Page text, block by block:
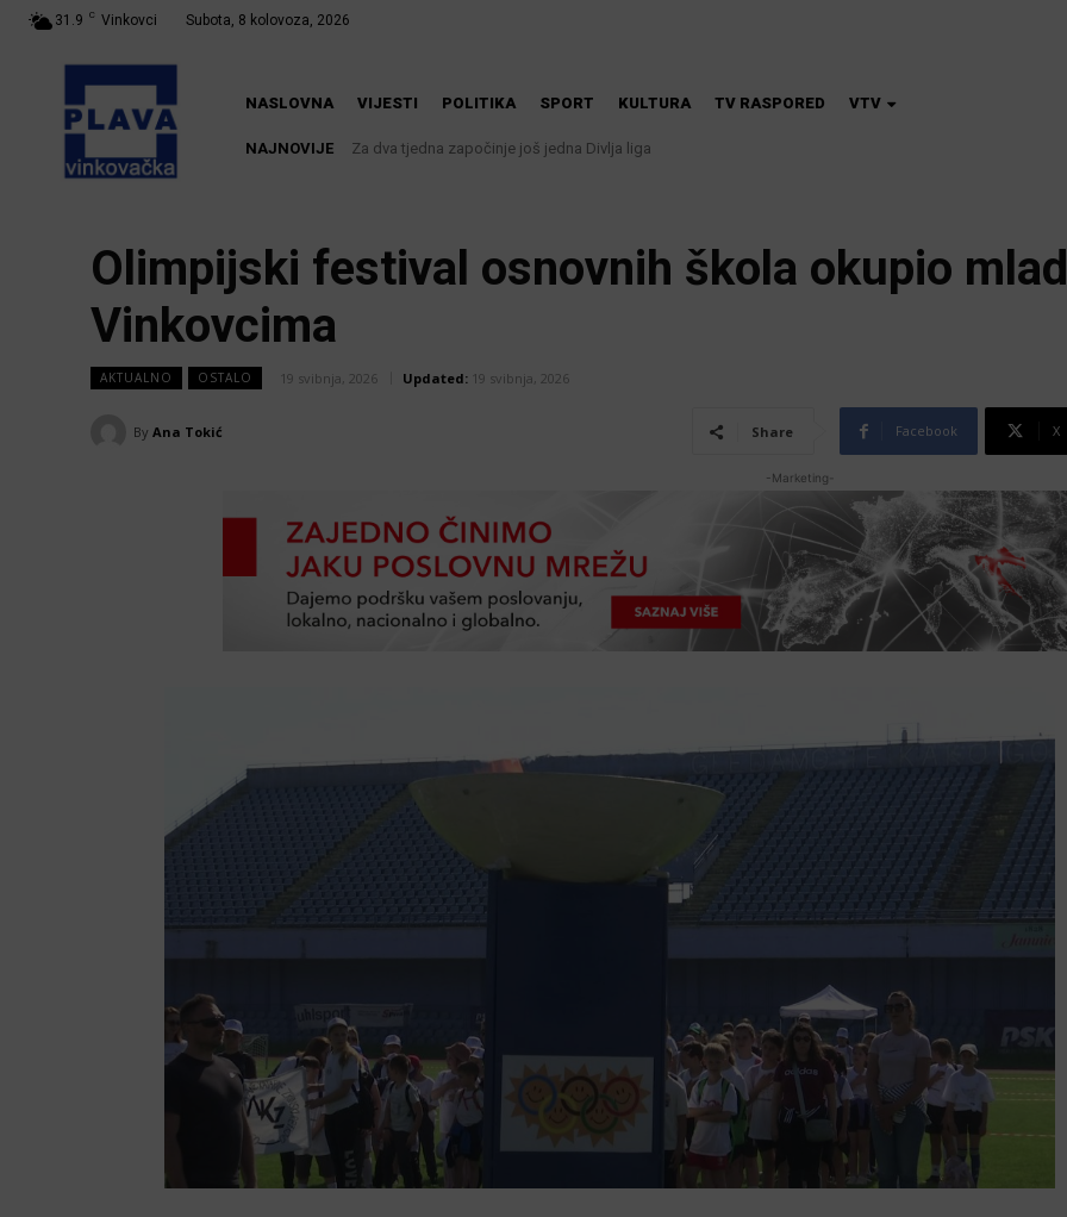
31.9 C Vinkovci Subota, 8 kolovoza, 2026
NASLOVNA VIJESTI POLITIKA SPORT KULTURA TV RASPORED VTV
NAJNOVIJEZa dva tjedna započinje još jedna Divlja liga
U Županji održana Ljetna škola magije
Olimpijski festival osnovnih škola okupio
Vinkovcima
AKTUALNO OSTALO 19 svibnja, 2026 Updated: 19 svibnja, 2026
By Ana Tokić Share Facebook X
-Marketing-